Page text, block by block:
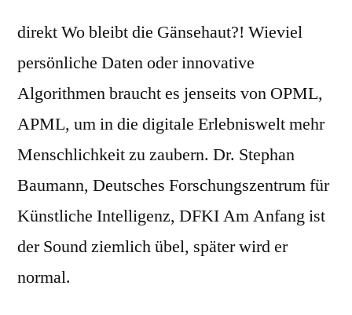
direkt Wo bleibt die Gänsehaut?! Wieviel
persönliche Daten oder innovative
Algorithmen braucht es jenseits von OPML,
APML, um in die digitale Erlebniswelt mehr
Menschlichkeit zu zaubern. Dr. Stephan
Baumann, Deutsches Forschungszentrum für
Künstliche Intelligenz, DFKI Am Anfang ist
der Sound ziemlich übel, später wird er
normal.